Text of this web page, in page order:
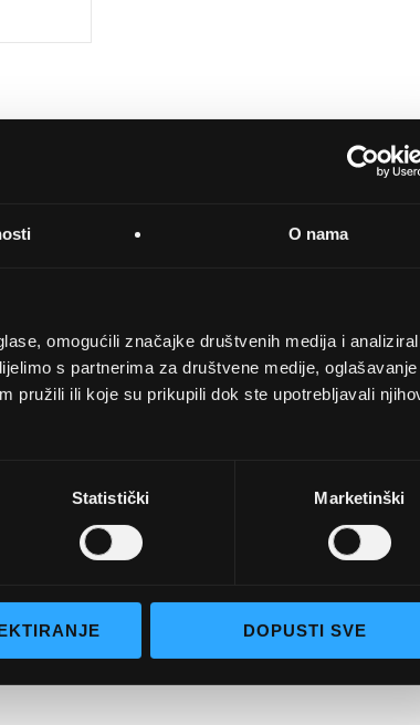
O nama
omogućili značajke društvenih medija i
s partnerima za društvene medije, oglašavanje
pružili ili koje su prikupili dok ste upotrebljavali
Statistički Marketinški
DOPUSTI SVE
KUPNJE
uvjeti poslovanja
Napredno pretraživanje
Narudžbe i povrati
NAČINI
Kreditnim
općom